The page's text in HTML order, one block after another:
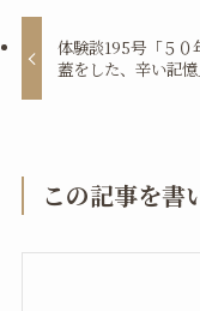
体験談195号「５０
蓋をした、辛い記憶
この記事を書